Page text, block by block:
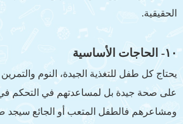
الحقيقية.
١٠- الحاجات الأساسية
يحتاج كل طفل للتغذية الجيدة، النوم
على صحة جيدة بل لمساعدتهم في التحكم
ومشاعرهم فالطفل المتعب أو الجائع سيجد